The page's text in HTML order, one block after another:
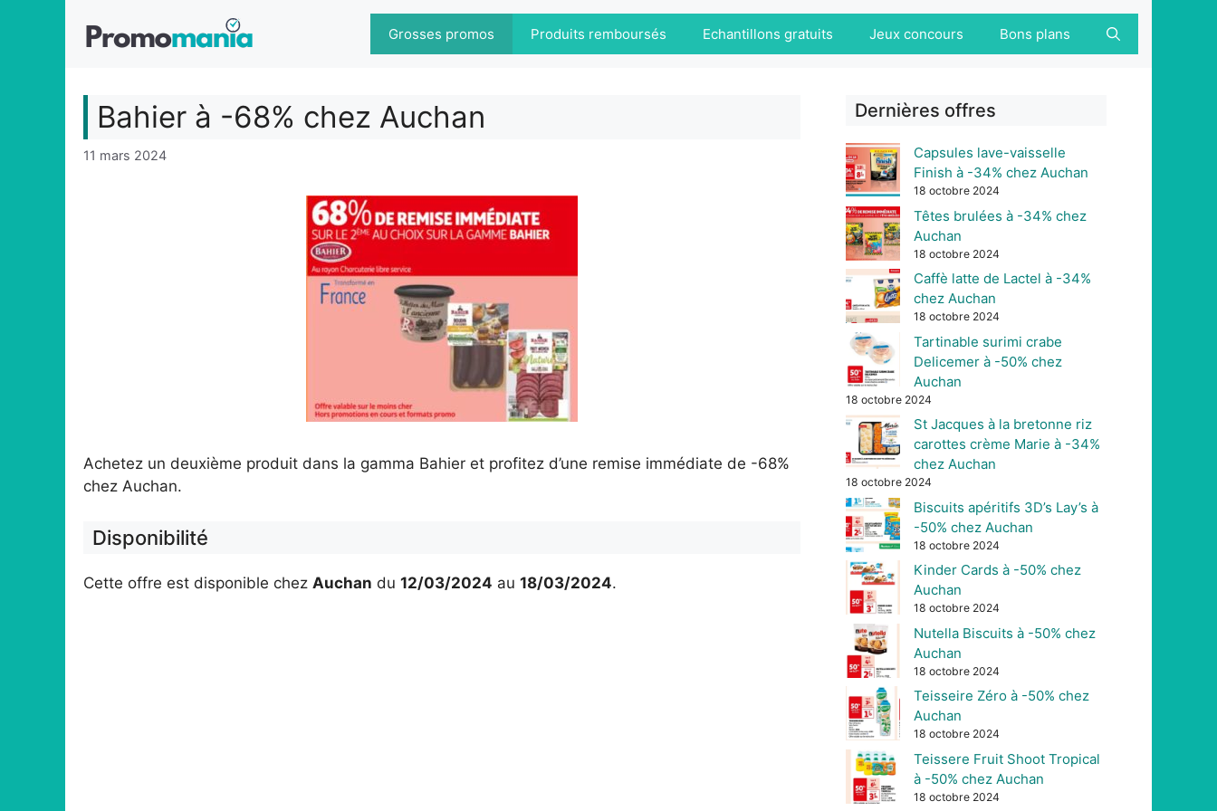
Grosses promos Produits remboursés Echantillons gratuits Jeux concours Bons plans
Bahier à -68% chez Auchan
11 mars 2024
Achetez un deuxième produit dans la gamma Bahier et profitez d’une remise immédiate de -68%
chez Auchan.
Disponibilité
Cette offre est disponible chez Auchan du 12/03/2024 au 18/03/2024.
Dernières offres
Capsules lave-vaisselle
Finish à -34% chez Auchan
18 octobre 2024
Têtes brulées à -34% chez
Auchan
18 octobre 2024
Caffè latte de Lactel à -34%
chez Auchan
18 octobre 2024
Tartinable surimi crabe
Delicemer à -50% chez
Auchan
18 octobre 2024
St Jacques à la bretonne riz
carottes crème Marie à -34%
chez Auchan
18 octobre 2024
Biscuits apéritifs 3D’s Lay’s à
-50% chez Auchan
18 octobre 2024
Kinder Cards à -50% chez
Auchan
18 octobre 2024
Nutella Biscuits à -50% chez
Auchan
18 octobre 2024
Teisseire Zéro à -50% chez
Auchan
18 octobre 2024
Teissere Fruit Shoot Tropical
à -50% chez Auchan
18 octobre 2024